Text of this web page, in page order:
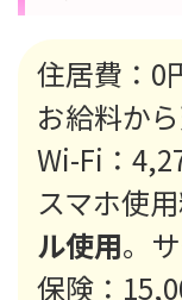
住居費：0
お給料から
Wi-Fi：
スマホ使
ル使用。
保険：